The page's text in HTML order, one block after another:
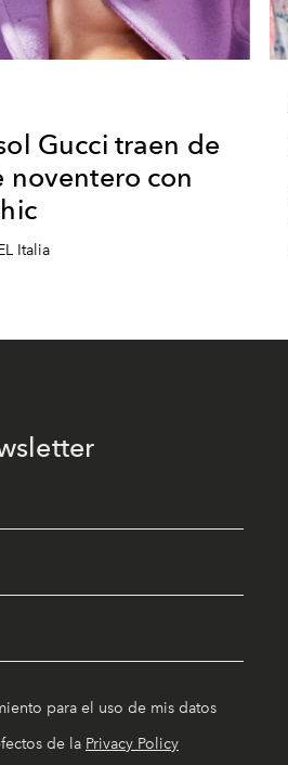
Gucci traen de
noventero con
Italia
para el uso de mis datos
de la Privacy Policy